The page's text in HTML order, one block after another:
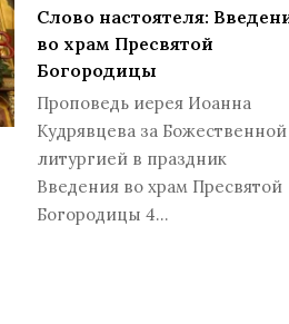
Слово настоятеля:
во храм Пресвятой
Богородицы
Проповедь иерея Иоанна
Кудрявцева за Божественной
литургией в праздник
Введения во храм Пресвятой
Богородицы 4…